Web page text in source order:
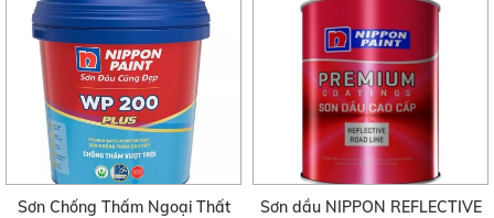
Sơn Chống Thấm Ngoại Thất
Sơn dầu NIPPON REFLECTIVE